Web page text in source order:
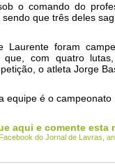
o comando do
que três deles
Laurente foram
que, com quatro
o atleta Jorge
equipe é o
aqui e comente esta
do Jornal de Lavras,